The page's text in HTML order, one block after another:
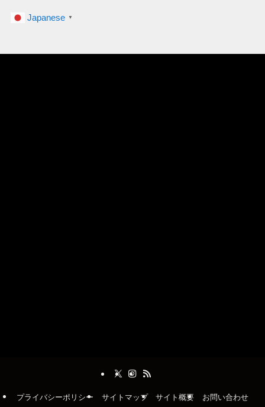
Japanese ▼
プライバシーポリシー サイトマップ サイト概要 お問い合わせ